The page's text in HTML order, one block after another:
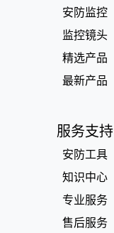
安防监控
监控镜头
精选产品
最新产品
服务支持
安防工具
知识中心
专业服务
售后服务